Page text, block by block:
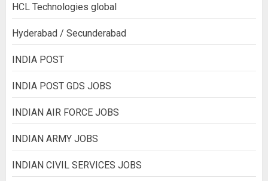
HCL Technologies global
Hyderabad / Secunderabad
INDIA POST
INDIA POST GDS JOBS
INDIAN AIR FORCE JOBS
INDIAN ARMY JOBS
INDIAN CIVIL SERVICES JOBS